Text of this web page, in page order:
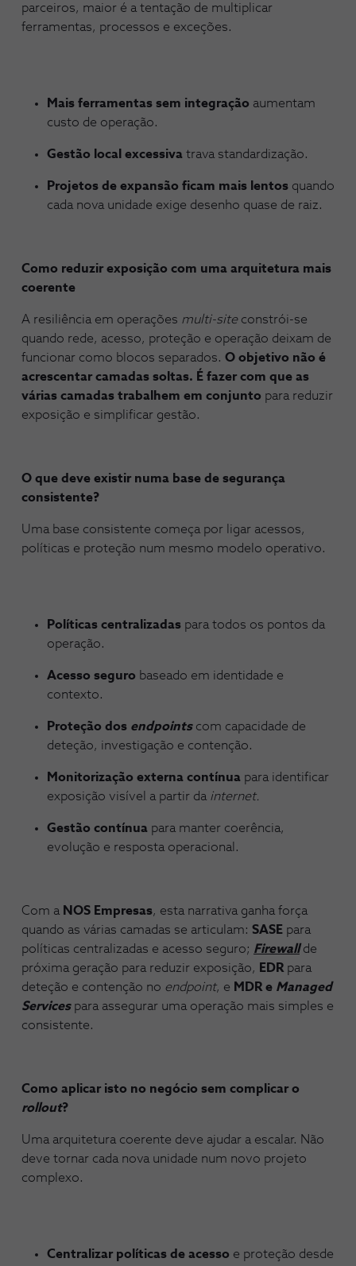
parceiros, maior é a tentação de multiplicar
ferramentas, processos e exceções.
Mais ferramentas sem integração aumentam
custo de operação.
Gestão local excessiva trava standardização.
Projetos de expansão ficam mais lentos quando
cada nova unidade exige desenho quase de raiz.
Como reduzir exposição com uma arquitetura mais
coerente
A resiliência em operações multi-siteconstrói-se
quando rede, acesso, proteção e operação deixam de
funcionar como blocos separados. O objetivo não é
acrescentar camadas soltas. É fazer com que as
várias camadas trabalhem em conjunto para reduzir
exposição e simplificar gestão.
O que deve existir numa base de segurança
consistente?
Uma base consistente começa por ligar acessos,
políticas e proteção num mesmo modelo operativo.
Políticas centralizadas para todos os pontos da
operação.
Acesso seguro baseado em identidade e
contexto.
Proteção dos endpointscom capacidade de
deteção, investigação e contenção.
Monitorização externa contínua para identificar
exposição visível a partir da internet.
Gestão contínua para manter coerência,
evolução e resposta operacional.
Com a NOS Empresas, esta narrativa ganha força
quando as várias camadas se articulam: SASE para
políticas centralizadas e acesso seguro; Firewallde
próxima geração para reduzir exposição, EDR para
deteção e contenção no endpoint, e MDR e Managed
Servicespara assegurar uma operação mais simples e
consistente.
Como aplicar isto no negócio sem complicar o
rollout?
Uma arquitetura coerente deve ajudar a escalar. Não
deve tornar cada nova unidade num novo projeto
complexo.
Centralizar políticas de acesso e proteção desde